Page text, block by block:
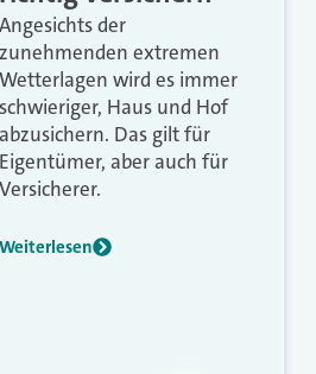
Angesichts der
zunehmenden extremen
Wetterlagen wird es immer
schwieriger, Haus und Hof
abzusichern. Das gilt für
Eigentümer, aber auch für
Versicherer.
Weiterlesen